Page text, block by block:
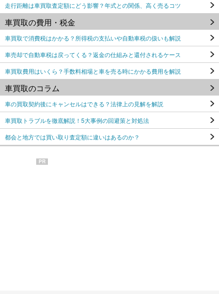
走行距離は車買取査定額にどう影響？年式との関係、高く売るコツ
車買取の費用・税金
車買取で消費税はかかる？所得税の支払いや自動車税の扱いも解説
車売却で自動車税は戻ってくる？返金の仕組みと還付されるケース
車買取費用はいくら？手数料相場と車を売る時にかかる費用を解説
車買取のコラム
車の買取契約後にキャンセルはできる？法律上の見解を解説
車買取トラブルを徹底解説！5大事例の回避策と対処法
都会と地方では買い取り査定額に違いはあるのか？
PR